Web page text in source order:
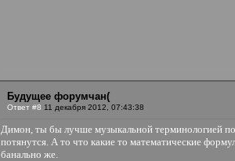
Будущее форумчан(
Ответ #8 11 декабря 2012, 07:43:38
Димон, ты бы лучше музыкальной терминологией
потянутся. А то что какие то математические
банально же.